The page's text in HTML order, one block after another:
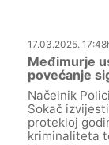
17.03.2025.
Međimurje
povećanje
Načelnik
Sokač
protekloj
kriminaliteta